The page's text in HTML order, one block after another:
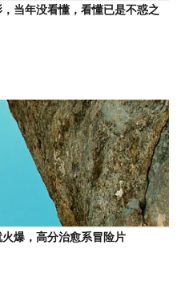
当年没看懂，看懂已是不惑之
爆，高分治愈系冒险片